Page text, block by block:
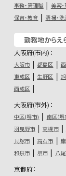
事務・管理職
美容
保育・教育
清掃・
勤務地からえ
大阪府(市内)：
大阪市 都島区
東成区
生野区
西成区
大阪府(市外)：
中区(堺市) 南区(堺
羽曳野市
高槻市
貝塚市
高石市
和泉市
堺市 八
京都府：